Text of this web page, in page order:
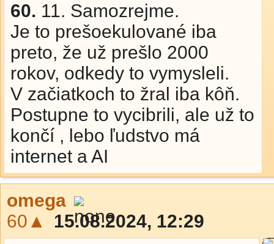
60. 11. Samozrejme.
Je to prešoekulované iba
preto, že už prešlo 2000
rokov, odkedy to vymysleli.
V začiatkoch to žral iba kôň.
Postupne to vycibrili, ale už to
končí , lebo ľudstvo má
internet a AI
omega
60▲
15.08.2024, 12:29